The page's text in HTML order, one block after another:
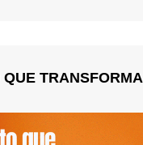
QUE TRANSFORMA